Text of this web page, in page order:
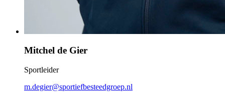
Mitchel de Gier
Sportleider
m.degier@sportiefbesteedgroep.nl